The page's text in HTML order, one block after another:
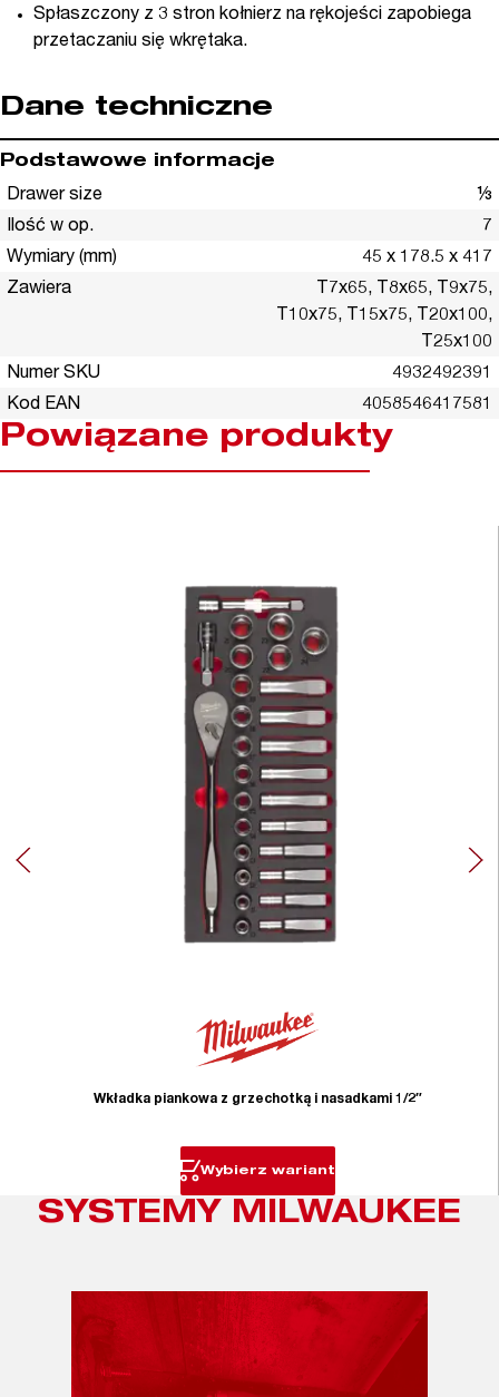
Spłaszczony z 3 stron kołnierz na rękojeści zapobiega
przetaczaniu się wkrętaka.
Dane techniczne
Podstawowe informacje
Drawer size
⅓
Ilość w op.
7
Wymiary (mm)
45 x 178.5 x 417
Zawiera
T7x65, T8x65, T9x75,
T10x75, T15x75, T20x100,
T25x100
Numer SKU
4932492391
Kod EAN
4058546417581
Powiązane produkty
Wkładka piankowa z grzechotką i nasadkami 1/2″
Wybierz wariant
SYSTEMY MILWAUKEE